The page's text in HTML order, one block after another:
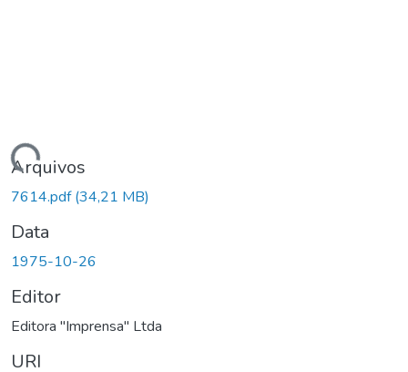
Carregando...
Arquivos
7614.pdf(34,21 MB)
Data
1975-10-26
Editor
Editora "Imprensa" Ltda
URI